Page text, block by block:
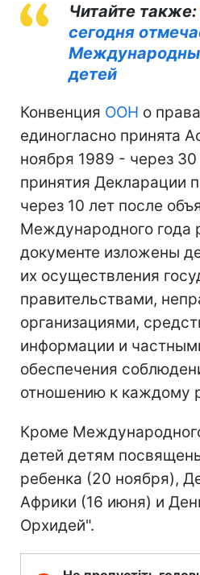
Читайте также:
сегодня
детей
Конвенция ООН о
единогласно принята
ноября 1989 - через 30
принятия Декларации
через 10 лет после
Международного года
документе изложены
их осуществления
правительствами,
организациями,
информации и
обеспечения
отношению к каждому
Кроме
детей детям
ребенка (20 ноября),
Африки (16 июня) и
Орхидей".